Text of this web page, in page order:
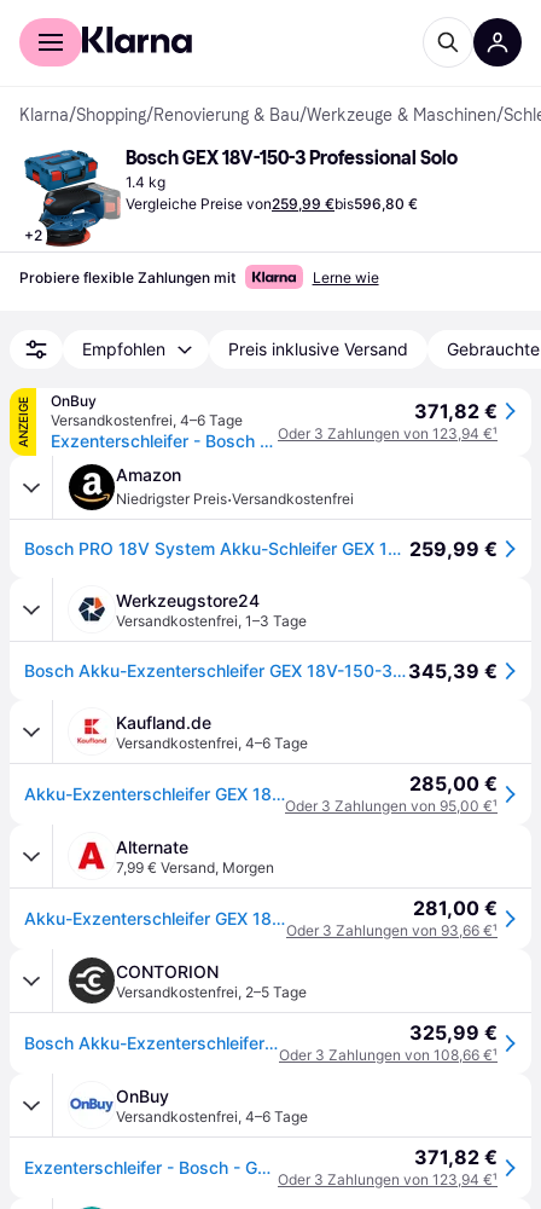
Für Shopper
Klarna/Shopping/Renovierung & Bau/Werkzeuge & Maschinen/
+2
Bosch GEX 18V-150-3 Professional Solo
1.4 kg
Vergleiche Preise von259,99 €bis596,80 €
Probiere flexible Zahlungen mit Lerne wie
Empfohlen Preis inklusive Versand
ANZEIGE
OnBuy
Versandkostenfrei, 4–6 Tage
Exzenterschleifer - Bosch - GEX 18V-150-3 - 18V - Kabellos - Ergonomisch
371,82 €
Oder 3 Zahlungen von 123,94 €¹
Amazon
Niedrigster Preis·Versandkostenfrei
Bosch PRO 18V System Akku-Schleifer GEX 18V-150-3 (inkl. 1x Schleifpapier, 1x Staubbox, 1x Schutzring, L-BOXX 162) 259,99 €
Werkzeugstore24
Versandkostenfrei, 1–3 Tage
Bosch Akku-Exzenterschleifer GEX 18V-150-3 L-BOXX 162 - 0601372903345,39 €
Kaufland.de
Versandkostenfrei, 4–6 Tage
Akku-Exzenterschleifer GEX 18V-150-3 in L-BOXX 285,00 €
Oder 3 Zahlungen von 95,00 €¹
Alternate
7,99 € Versand, Morgen
Akku-Exzenterschleifer GEX 18V-150-3 Professional solo, 18Volt 281,00 €
Oder 3 Zahlungen von 93,66 €¹
CONTORION
Versandkostenfrei, 2–5 Tage
Bosch Akku-Exzenterschleifer GEX 18V-150-3 in L-BOXX 325,99 €
Oder 3 Zahlungen von 108,66 €¹
OnBuy
Versandkostenfrei, 4–6 Tage
Exzenterschleifer - Bosch - GEX 18V-150-3 - 18V - Kabellos - Ergonomisch 371,82 €
Oder 3 Zahlungen von 123,94 €¹